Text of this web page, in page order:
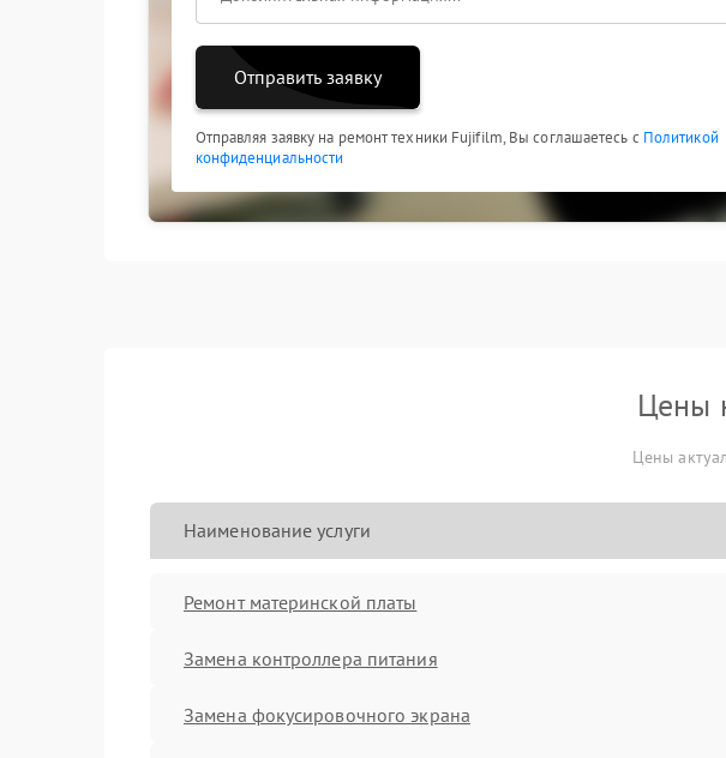
Отправить заявку
Отправляя заявку на ремонт техники Fujifilm, Вы соглашаетесь с Политикой
конфиденциальности
Цены
Цены
Наименование услуги
Ремонт материнской платы
Замена контроллера питания
Замена фокусировочного экрана